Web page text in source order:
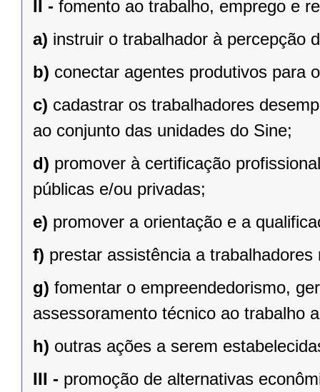
II - fomento ao trabalho, emprego e
a) instruir o trabalhador à percepção
b) conectar agentes produtivos para
c) cadastrar os trabalhadores
ao conjunto das unidades do Sine;
d) promover à certificação
públicas e/ou privadas;
e) promover a orientação e a
f) prestar assistência a
g) fomentar o empreendedorismo,
assessoramento técnico ao trabalho
h) outras ações a serem
III - promoção de alternativas